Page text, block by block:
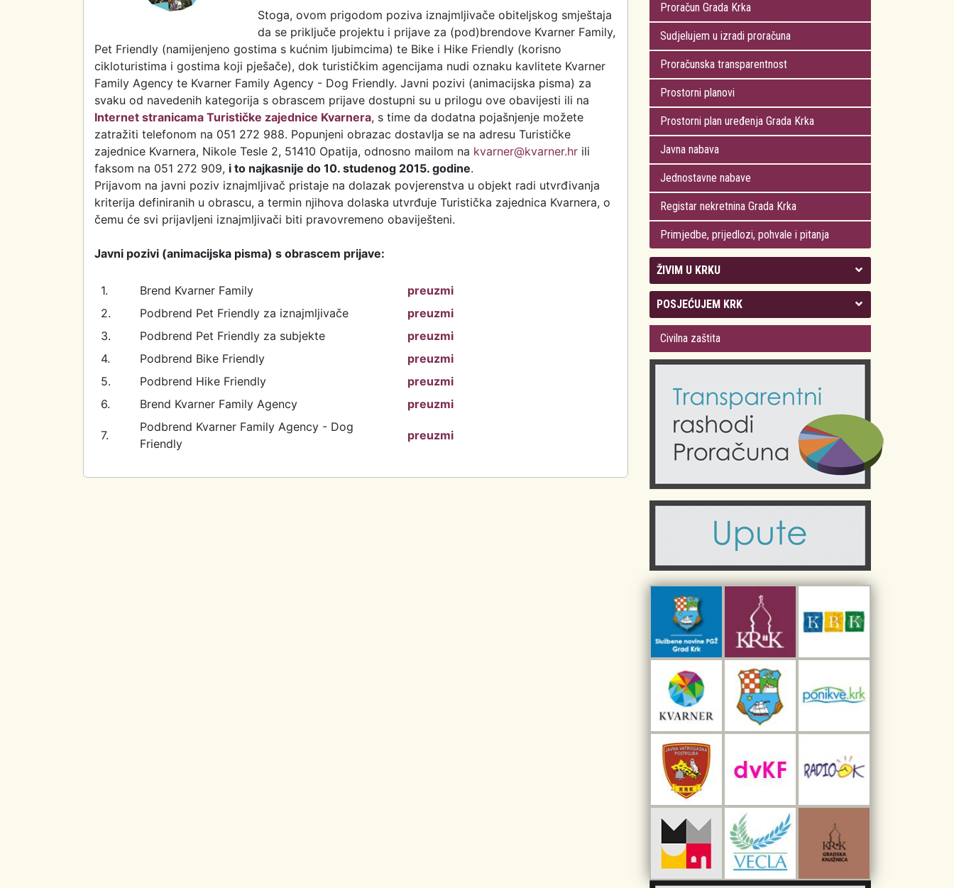
Stoga, ovom prigodom poziva iznajmljivače obiteljskog smještaja
da se priključe projektu i prijave za (pod)brendove Kvarner Family,
Pet Friendly (namijenjeno gostima s kućnim ljubimcima) te Bike i Hike Friendly (korisno
cikloturistima i gostima koji pješače), dok turističkim agencijama nudi oznaku kavlitete Kvarner
Family Agency te Kvarner Family Agency - Dog Friendly. Javni pozivi (animacijska pisma) za
svaku od navedenih kategorija s obrascem prijave dostupni su u prilogu ove obavijesti ili na
Internet stranicama Turističke zajednice Kvarnera, s time da dodatna pojašnjenje možete
zatražiti telefonom na 051 272 988. Popunjeni obrazac dostavlja se na adresu Turističke
zajednice Kvarnera, Nikole Tesle 2, 51410 Opatija, odnosno mailom na kvarner@kvarner.hr ili
faksom na 051 272 909, i to najkasnije do 10. studenog 2015. godine.
Prijavom na javni poziv iznajmljivač pristaje na dolazak povjerenstva u objekt radi utvrđivanja
kriterija definiranih u obrascu, a termin njihova dolaska utvrđuje Turistička zajednica Kvarnera, o
čemu će svi prijavljeni iznajmljivači biti pravovremeno obaviješteni.
Javni pozivi (animacijska pisma) s obrascem prijave:
1. Brend Kvarner Family
preuzmi
2.
Podbrend Pet Friendly za iznajmljivače
preuzmi
3.
Podbrend Pet Friendly za subjekte
preuzmi
4.
Podbrend Bike Friendly
preuzmi
5.
Podbrend Hike Friendly
preuzmi
6.
Brend Kvarner Family Agency preuzmi
7.
Podbrend Kvarner Family Agency - Dog
Friendly
preuzmi
Proračun Grada Krka
Sudjelujem u izradi proračuna
Proračunska transparentnost
Prostorni planovi
Prostorni plan uređenja Grada Krka
Javna nabava
Jednostavne nabave
Registar nekretnina Grada Krka
Primjedbe, prijedlozi, pohvale i pitanja
ŽIVIM U KRKU
Kolegij gradonačelnika
Gradsko vijeće
Odluke Grada Krka (Službene novine PGŽ)
Obrazovanje
Komunalne usluge
Civilni sektor (arhiva udruga)
Sport i rekreacija
POSJEĆUJEM KRK
Plan Grada Krka
Krk 360° VR panorama
Krk uživo
Fotogalerije
Kalendar događanja
Turistička zajednica otoka Krka
Kulturno-turistička ruta Putovima Frankopana
Dar iz Krka
Interpretacijski centar pomorske baštine
Civilna zaštita